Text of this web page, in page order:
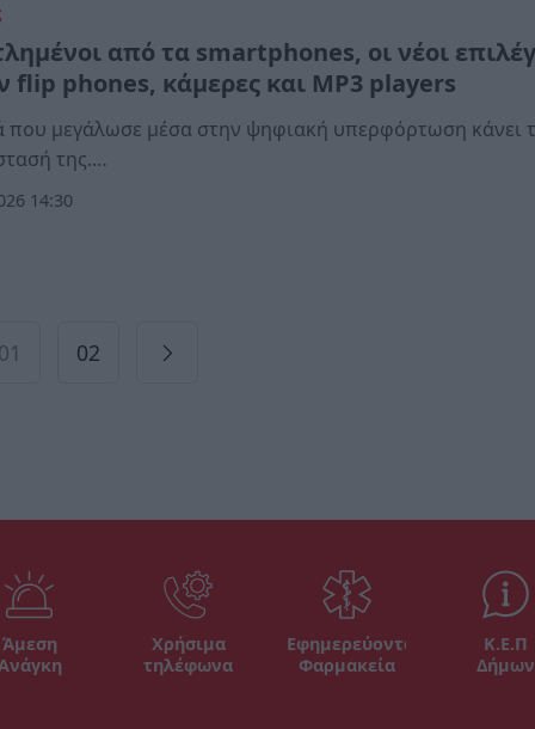
από τα smartphones, οι νέοι
flip phones, κάμερες και MP3 players
που μεγάλωσε μέσα στην ψηφιακή υπερφόρτωση κάνει
της.…
14:30
01 02
Άμεση
Χρήσιμα
τηλέφωνα
Εφημερεύοντα
Φαρμακεία
Κ.Ε.Π
Δήμων